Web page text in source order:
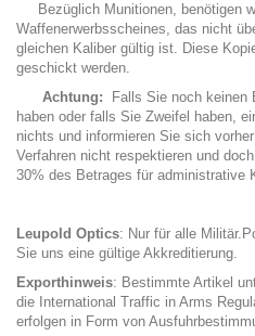
Bezüglich Munitionen, benötigen
Waffenerwerbsscheines, das nicht
gleichen Kaliber gültig ist. Diese
geschickt werden.
Achtung: Falls Sie noch keinen
haben oder falls Sie Zweifel haben,
nichts und informieren Sie sich
Verfahren nicht respektieren und
30% des Betrages für administrative
Leupold Optics: Nur für alle
Sie uns eine gültige Akkreditierung.
Exporthinweis: Bestimmte Artikel
die International Traffic in Arms
erfolgen in Form von